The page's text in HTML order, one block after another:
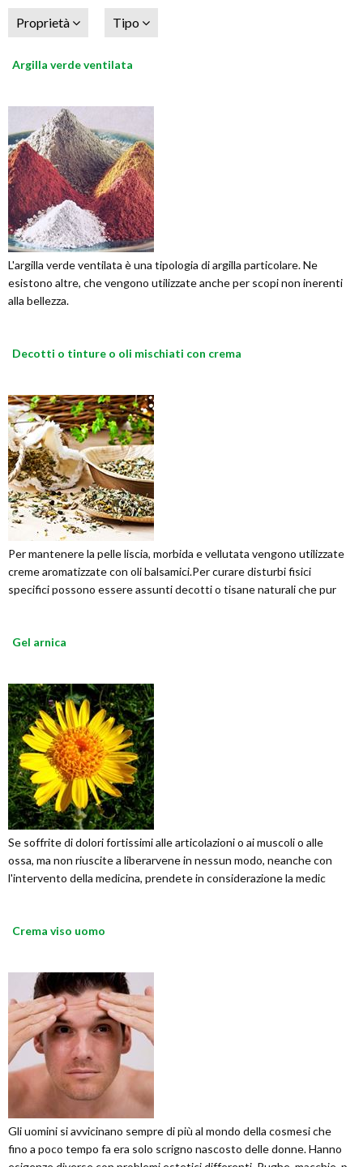
Proprietà Tipo
Argilla verde ventilata
L'argilla verde ventilata è una tipologia di argilla particolare. Ne
esistono altre, che vengono utilizzate anche per scopi non inerenti
alla bellezza.
Decotti o tinture o oli mischiati con crema
Per mantenere la pelle liscia, morbida e vellutata vengono utilizzate
creme aromatizzate con oli balsamici.Per curare disturbi fisici
specifici possono essere assunti decotti o tisane naturali che pur
Gel arnica
Se soffrite di dolori fortissimi alle articolazioni o ai muscoli o alle
ossa, ma non riuscite a liberarvene in nessun modo, neanche con
l'intervento della medicina, prendete in considerazione la medic
Crema viso uomo
Gli uomini si avvicinano sempre di più al mondo della cosmesi che
fino a poco tempo fa era solo scrigno nascosto delle donne. Hanno